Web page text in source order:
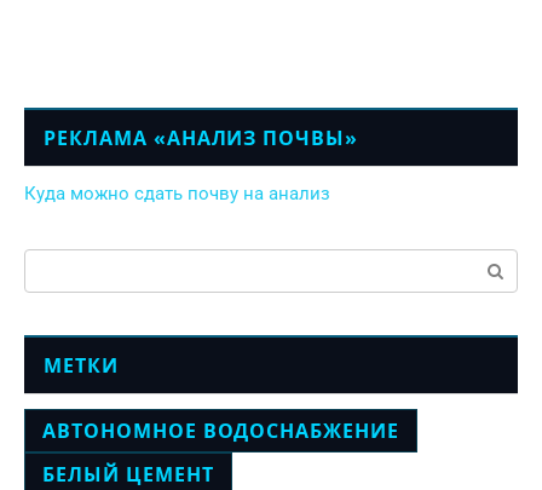
РЕКЛАМА «АНАЛИЗ ПОЧВЫ»
Куда можно сдать почву на анализ
Поиск:
МЕТКИ
АВТОНОМНОЕ ВОДОСНАБЖЕНИЕ
БЕЛЫЙ ЦЕМЕНТ